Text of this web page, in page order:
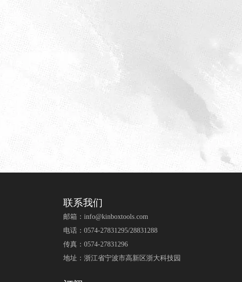
联系我们
邮箱： info@kinboxtools.com
电话：0574-27831295/28831288
传真：0574-27831296
地址：浙江省宁波市高新区浙大科技园